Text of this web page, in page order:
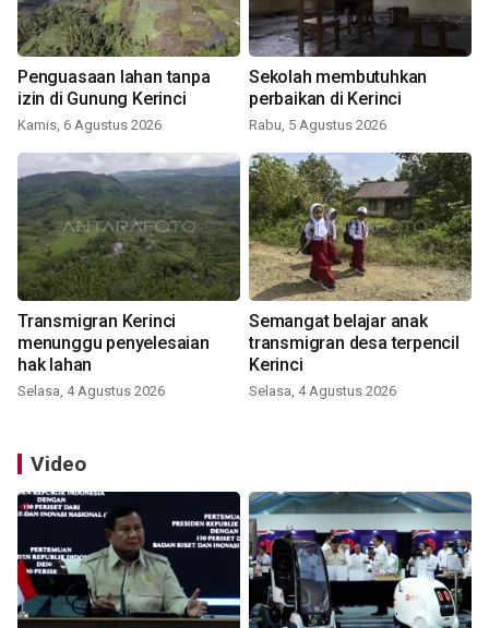
Penguasaan lahan tanpa
izin di Gunung Kerinci
Kamis, 6 Agustus 2026
Sekolah membutuhkan
perbaikan di Kerinci
Rabu, 5 Agustus 2026
Transmigran Kerinci
menunggu penyelesaian
hak lahan
Selasa, 4 Agustus 2026
Semangat belajar anak
transmigran desa terpencil
Kerinci
Selasa, 4 Agustus 2026
Video